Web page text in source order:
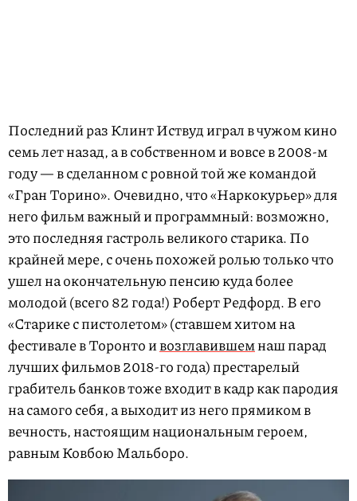
Последний раз Клинт Иствуд играл в чужом кино
семь лет назад, а в собственном и вовсе в 2008-м
году — в сделанном с ровной той же командой
«Гран Торино». Очевидно, что «Наркокурьер» для
него фильм важный и программный: возможно,
это последняя гастроль великого старика. По
крайней мере, с очень похожей ролью только что
ушел на окончательную пенсию куда более
молодой (всего 82 года!) Роберт Редфорд. В его
«Старике с пистолетом» (ставшем хитом на
фестивале в Торонто ивозглавившемнаш парад
лучших фильмов 2018-го года) престарелый
грабитель банков тоже входит в кадр как пародия
на самого себя, а выходит из него прямиком в
вечность, настоящим национальным героем,
равным Ковбою Мальборо.